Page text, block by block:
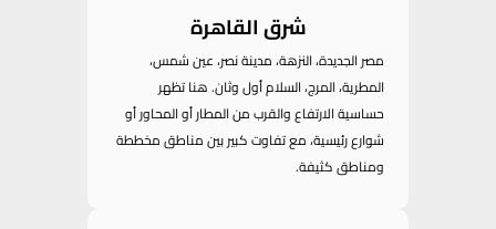
شرق القاهرة
مصر الجديدة، النزهة، مدينة نصر، عين شمس،
المطرية، المرج، السلام أول وثان. هنا تظهر
حساسية الارتفاع والقرب من المطار أو المحاور أو
شوارع رئيسية، مع تفاوت كبير بين مناطق مخططة
ومناطق كثيفة.